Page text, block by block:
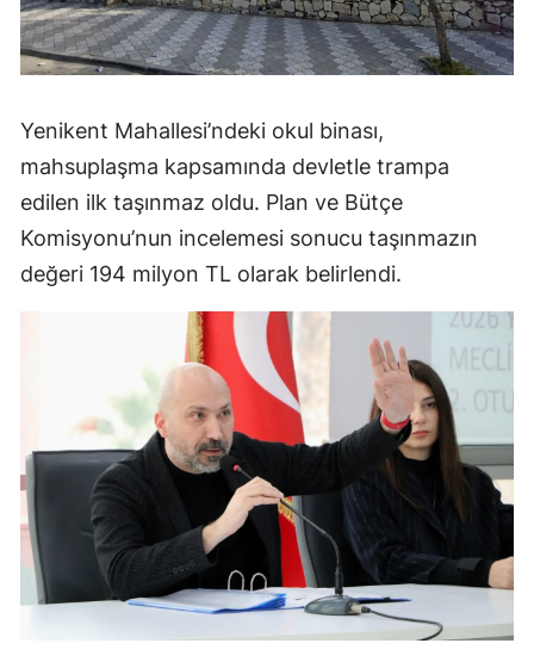
Yenikent Mahallesi’ndeki okul binası,
mahsuplaşma kapsamında devletle trampa
edilen ilk taşınmaz oldu. Plan ve Bütçe
Komisyonu’nun incelemesi sonucu taşınmazın
değeri 194 milyon TL olarak belirlendi.